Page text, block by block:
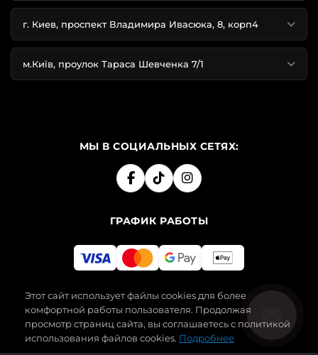
г. Киев, проспект Владимира Ивасюка, 8, корп4
м.Київ, проулок Тараса Шевченка 7/1
МЫ В СОЦИАЛЬНЫХ СЕТЯХ:
ГРАФИК РАБОТЫ
2019-2026 SECRET ANGEL. ВСЕ ПРАВА ЗАЩИЩЕНЫ.
Этот сайт использует файлы cookies для более
комфортной работы пользователя. Продолжая
просмотр страниц сайта, вы соглашаетесь с политикой
использования файлов cookies. Подробнее